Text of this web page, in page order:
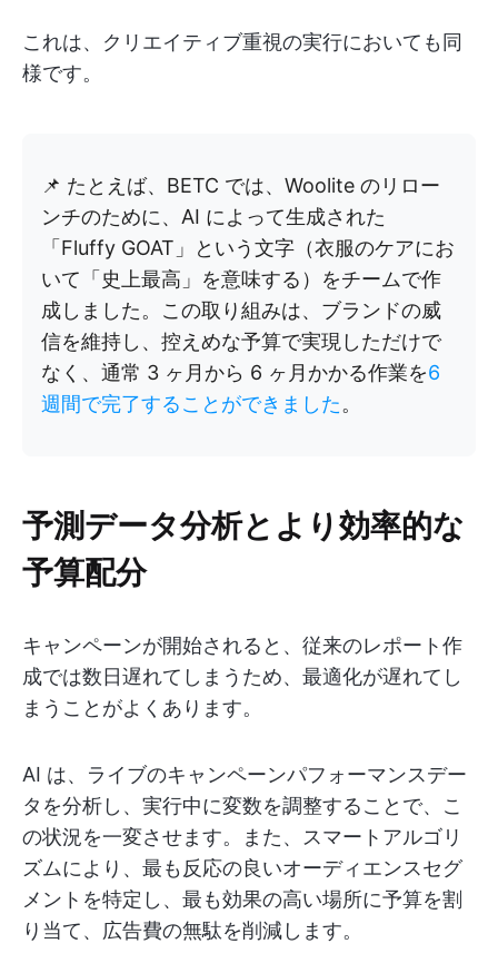
これは、クリエイティブ重視の実行においても同
様です。
📌 たとえば、BETC では、Woolite のリロー
ンチのために、AI によって生成された
「Fluffy GOAT」という文字（衣服のケアにお
いて「史上最高」を意味する）をチームで作
成しました。この取り組みは、ブランドの威
信を維持し、控えめな予算で実現しただけで
なく、通常 3 ヶ月から 6 ヶ月かかる作業を6
週間で完了することができました。
予測データ分析とより効率的な
予算配分
キャンペーンが開始されると、従来のレポート作
成では数日遅れてしまうため、最適化が遅れてし
まうことがよくあります。
AI は、ライブのキャンペーンパフォーマンスデー
タを分析し、実行中に変数を調整することで、こ
の状況を一変させます。また、スマートアルゴリ
ズムにより、最も反応の良いオーディエンスセグ
メントを特定し、最も効果の高い場所に予算を割
り当て、広告費の無駄を削減します。